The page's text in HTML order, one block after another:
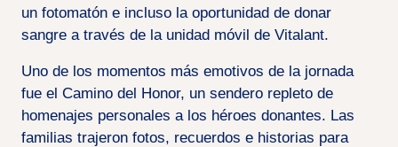
un fotomatón e incluso la oportunidad de donar
sangre a través de la unidad móvil de Vitalant.
Uno de los momentos más emotivos de la jornada
fue el Camino del Honor, un sendero repleto de
homenajes personales a los héroes donantes. Las
familias trajeron fotos, recuerdos e historias para